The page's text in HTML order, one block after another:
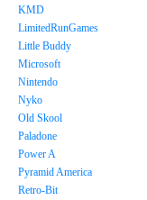
KMD
LimitedRunGames
Little Buddy
Microsoft
Nintendo
Nyko
Old Skool
Paladone
Power A
Pyramid America
Retro-Bit